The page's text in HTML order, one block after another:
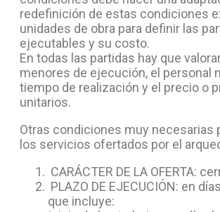
redefinición de estas condiciones
unidades de obra para definir las
ejecutables y su costo.
En todas las partidas hay que
menores de ejecución, el personal
tiempo de realización y el precio o
unitarios.
Otras condiciones muy necesarias
los servicios ofertados por el
CARÁCTER DE LA OFERTA:
PLAZO DE EJECUCIÓN: en
que incluye: